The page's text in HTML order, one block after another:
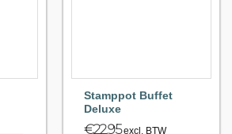
Stamppot Buffet
Deluxe
€22.95excl. BTW